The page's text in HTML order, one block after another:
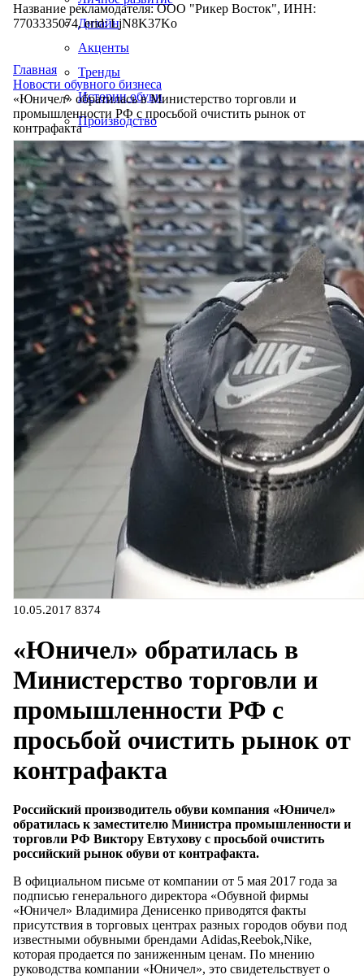
Дизайн
Акценты
Тренды
Истории обуви
Производство
Название рекламодателя: ООО "Рикер Восток", ИНН:
7703335074, erid: LjN8K37Ko
Главная
Новости обувного бизнеса
«Юничел» обратилась в Министерство торговли и
промышленности РФ с просьбой очистить рынок от
контрафакта
10.05.2017 8374
«Юничел» обратилась в
Министерство торговли и
промышленности РФ с
просьбой очистить рынок от
контрафакта
Российский производитель обуви компания «Юничел»
обратилась к заместителю Министра промышленности и
торговли РФ Виктору Евтухову с просьбой очистить
российский рынок обуви от контрафакта.
В официальном письме от компании от 5 мая 2017 года за
подписью генерального директора «Обувной фирмы
«Юничел» Владимира Денисенко приводятся факты
присутствия в торговых центрах разных городов обуви под
известными обувными брендами Adidas,Reebok,Nike,
которая продается по заниженным ценам. По мнению
руководства компании «Юничел», это свидетельствует о